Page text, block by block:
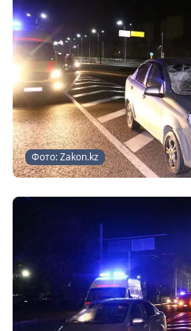
Фото: Zakon.kz